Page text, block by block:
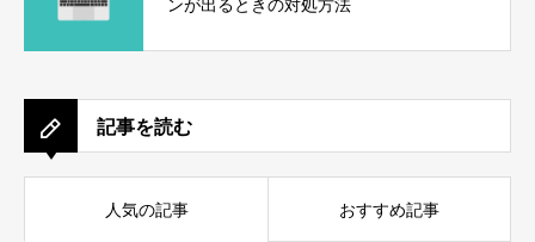
ンが出るときの対処方法
記事を読む
人気の記事 おすすめ記事